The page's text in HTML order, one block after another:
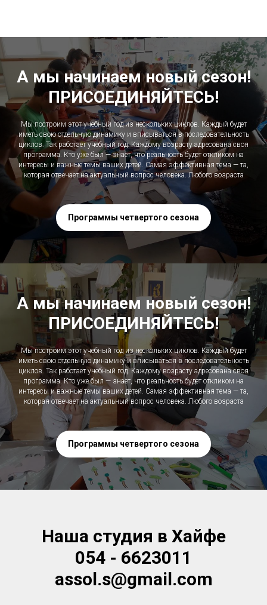
А мы начинаем новый сезон!
ПРИСОЕДИНЯЙТЕСЬ!
Мы построим этот учебный год из нескольких циклов. Каждый будет
иметь свою отдельную динамику и вписываться в последовательность
циклов. Так работает учебный год. Каждому возрасту адресована своя
программа. Кто уже был — знает, что реальность будет откликом на
интересы и важные темы ваших детей. Самая эффективная тема — та,
которая отвечает на актуальный вопрос человека. Любого возраста
Программы четвертого сезона
А мы начинаем новый сезон!
ПРИСОЕДИНЯЙТЕСЬ!
Мы построим этот учебный год из нескольких циклов. Каждый будет
иметь свою отдельную динамику и вписываться в последовательность
циклов. Так работает учебный год. Каждому возрасту адресована своя
программа. Кто уже был — знает, что реальность будет откликом на
интересы и важные темы ваших детей. Самая эффективная тема — та,
которая отвечает на актуальный вопрос человека. Любого возраста
Программы четвертого сезона
Наша студия в Хайфе
054 - 6623011
assol.s@gmail.com